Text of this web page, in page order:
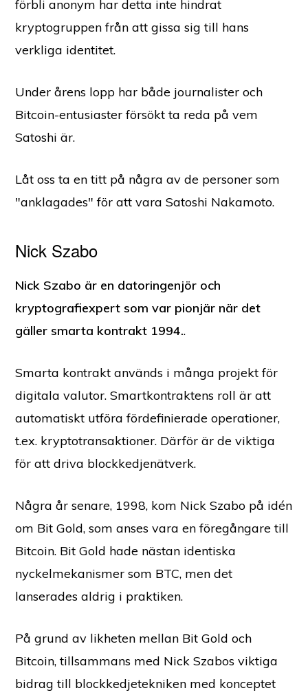
förbli anonym har detta inte hindrat
kryptogruppen från att gissa sig till hans
verkliga identitet.
Under årens lopp har både journalister och
Bitcoin-entusiaster försökt ta reda på vem
Satoshi är.
Låt oss ta en titt på några av de personer som
"anklagades" för att vara Satoshi Nakamoto.
Nick Szabo
Nick Szabo är en datoringenjör och
kryptografiexpert som var pionjär när det
gäller smarta kontrakt 1994..
Smarta kontrakt används i många projekt för
digitala valutor. Smartkontraktens roll är att
automatiskt utföra fördefinierade operationer,
t.ex. kryptotransaktioner. Därför är de viktiga
för att driva blockkedjenätverk.
Några år senare, 1998, kom Nick Szabo på idén
om Bit Gold, som anses vara en föregångare till
Bitcoin. Bit Gold hade nästan identiska
nyckelmekanismer som BTC, men det
lanserades aldrig i praktiken.
På grund av likheten mellan Bit Gold och
Bitcoin, tillsammans med Nick Szabos viktiga
bidrag till blockkedjetekniken med konceptet